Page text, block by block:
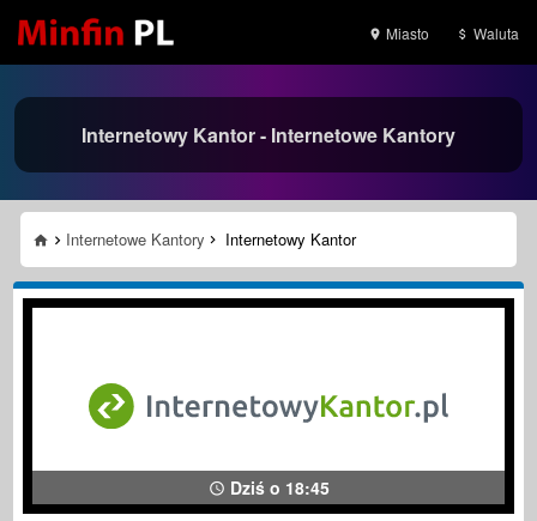
Miasto Waluta
Internetowy Kantor - Internetowe Kantory
Internetowe Kantory Internetowy Kantor
Dziś o 18:45